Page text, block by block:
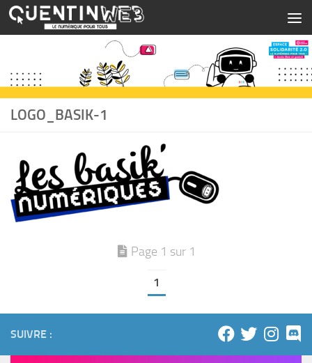
Skip to content
LOGO_BASIK-1
Page 1 sur 1
1
SUIVRE :